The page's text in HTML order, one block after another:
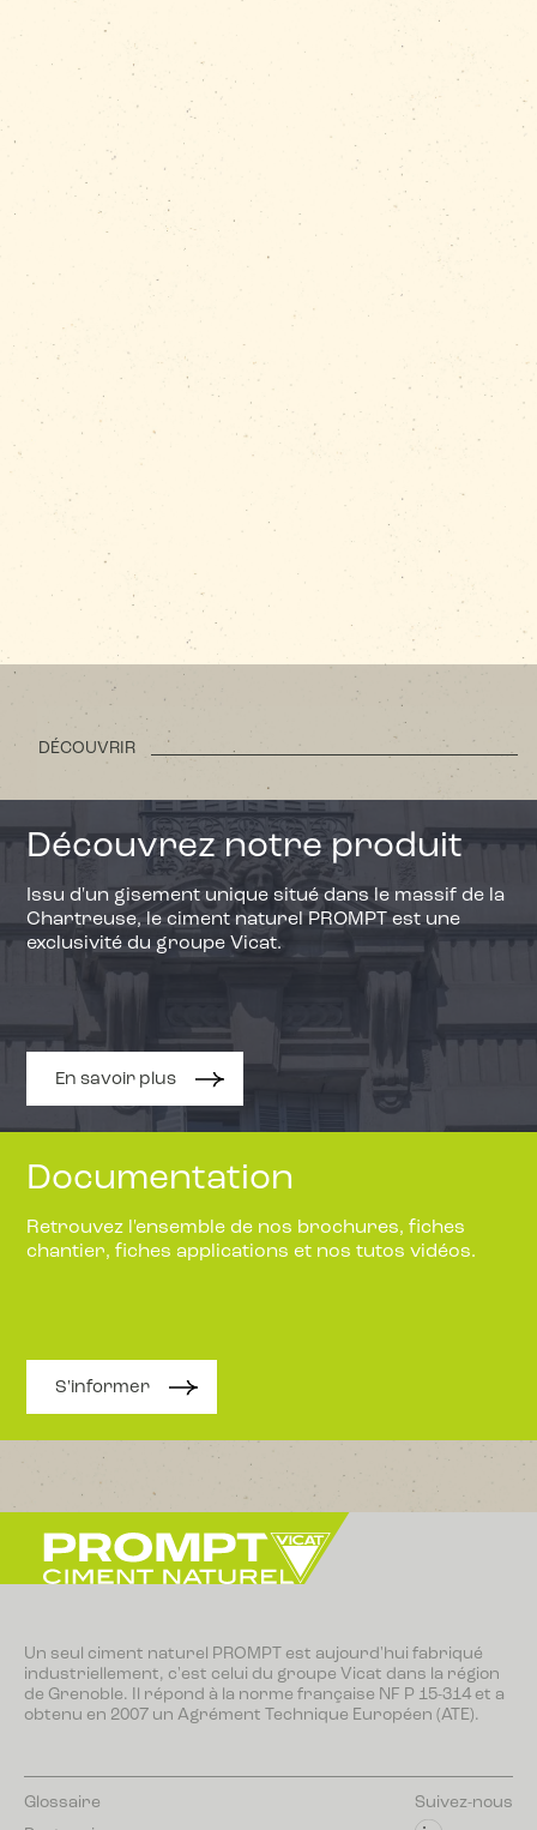
DÉCOUVRIR
Découvrez notre produit
Issu d'un gisement unique situé dans le massif de la
Chartreuse, le ciment naturel PROMPT est une
exclusivité du groupe Vicat.
En savoir plus
Documentation
Retrouvez l'ensemble de nos brochures, fiches
chantier, fiches applications et nos tutos vidéos.
S'informer
Un seul ciment naturel PROMPT est aujourd'hui fabriqué
industriellement, c'est celui du groupe Vicat dans la région
de Grenoble. Il répond à la norme française NF P 15-314 et a
obtenu en 2007 un Agrément Technique Européen (ATE).
Glossaire
Suivez-nous